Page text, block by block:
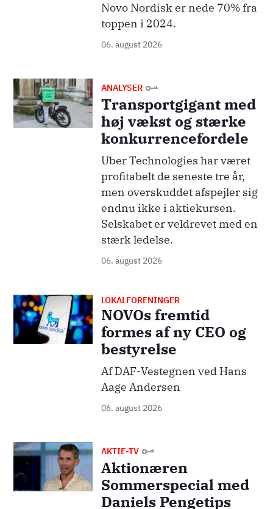
Novo Nordisk er nede 70% fra
toppen i 2024.
06. august 2026
Billede ANALYSER
Transportgigant med
høj vækst og stærke
konkurrencefordele
Uber Technologies har været
profitabelt de seneste tre år,
men overskuddet afspejler sig
endnu ikke i aktiekursen.
Selskabet er veldrevet med en
stærk ledelse.
06. august 2026
Billede LOKALFORENINGER
NOVOs fremtid
formes af ny CEO og
bestyrelse
Af DAF-Vestegnen ved Hans
Aage Andersen
06. august 2026
Billede AKTIE-TV
Aktionæren
Sommerspecial med
Daniels Pengetips